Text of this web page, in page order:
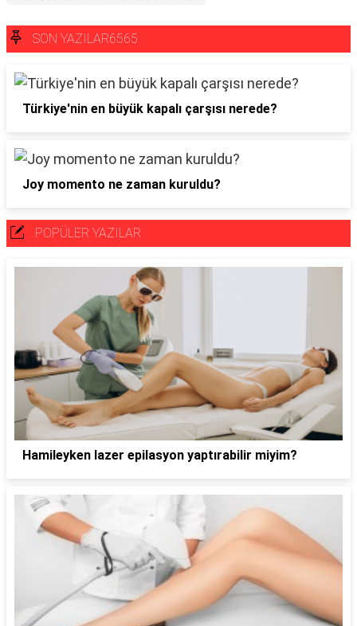
SON YAZILAR6565
Türkiye'nin en büyük kapalı çarşısı nerede?
Joy momento ne zaman kuruldu?
POPÜLER YAZILAR
Hamileyken lazer epilasyon yaptırabilir miyim?